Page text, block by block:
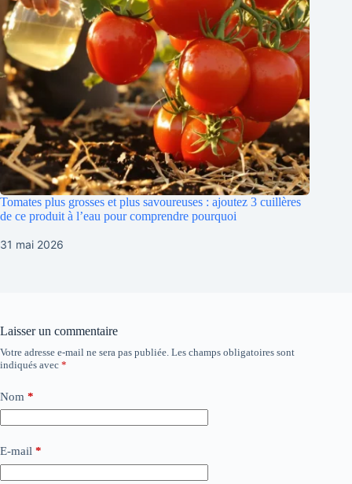
Tomates plus grosses et plus savoureuses : ajoutez 3 cuillères
de ce produit à l’eau pour comprendre pourquoi
31 mai 2026
Laisser un commentaire
Votre adresse e-mail ne sera pas publiée. Les champs obligatoires sont
indiqués avec *
Nom *
E-mail *